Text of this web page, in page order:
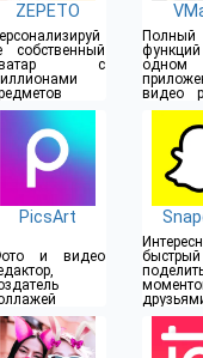
ZEPETO
собственный
с
одном
видео
и фото
PicsArt
и видео